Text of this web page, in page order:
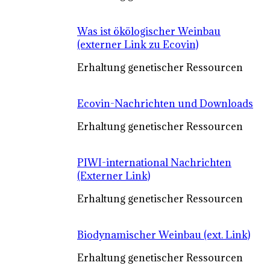
Was ist ökölogischer Weinbau
(externer Link zu Ecovin)
Erhaltung genetischer Ressourcen
Ecovin-Nachrichten und Downloads
Erhaltung genetischer Ressourcen
PIWI-international Nachrichten
(Externer Link)
Erhaltung genetischer Ressourcen
Biodynamischer Weinbau (ext. Link)
Erhaltung genetischer Ressourcen